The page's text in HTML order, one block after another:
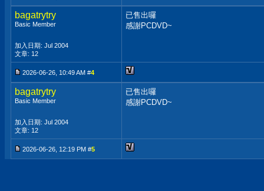
bagatrytry
Basic Member
加入日期: Jul 2004
文章: 12
已售出囉
感謝PCDVD~
2026-06-26, 10:49 AM #4
bagatrytry
Basic Member
加入日期: Jul 2004
文章: 12
已售出囉
感謝PCDVD~
2026-06-26, 12:19 PM #5